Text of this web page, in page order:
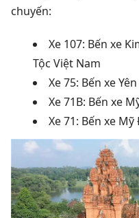
chuyến:
Xe 107: Bến xe
Tộc Việt Nam
Xe 75: Bến xe
Xe 71B: Bến xe
Xe 71: Bến xe